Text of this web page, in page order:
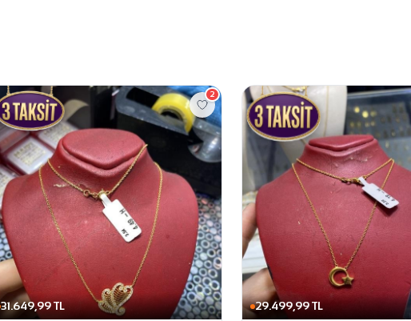
31.649,99 TL
2
29.499,99 TL